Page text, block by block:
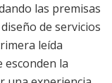
las premisas
de servicios
leída
esconden la